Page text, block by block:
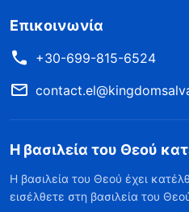
Επικοινωνία
+30-699-815-6524
Η βασιλεία του Θεού
Η βασιλεία του Θεού έχει
εισέλθετε στη βασιλεία του